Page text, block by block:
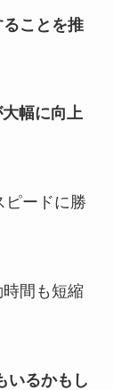
ことを推
幅に向上
ピードに勝
間も短縮
いるかもし